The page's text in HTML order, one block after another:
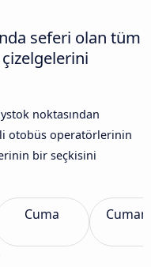
seferi olan tüm
noktasından
otobüs operatörlerinin
bir seçkisini
Cuma